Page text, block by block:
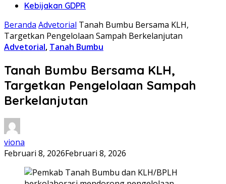
Kebijakan GDPR
Beranda Advetorial Tanah Bumbu Bersama KLH,
Targetkan Pengelolaan Sampah Berkelanjutan
Advetorial, Tanah Bumbu
Tanah Bumbu Bersama KLH,
Targetkan Pengelolaan Sampah
Berkelanjutan
viona
Februari 8, 2026Februari 8, 2026